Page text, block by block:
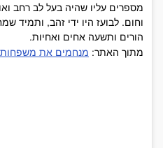
מספרים עליו שהיה בעל לב רחב
וחום. לבועז היו ידי זהב, ותמיד
הורים ותשעה אחים ואחיות.
מתוך האתר: מנחמים את משפחות